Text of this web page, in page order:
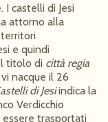
castelli di Jesi
attorno alla
e quindi
titolo di città regia
nacque il 26
di Jesiindica la
Verdicchio
essere trasportati